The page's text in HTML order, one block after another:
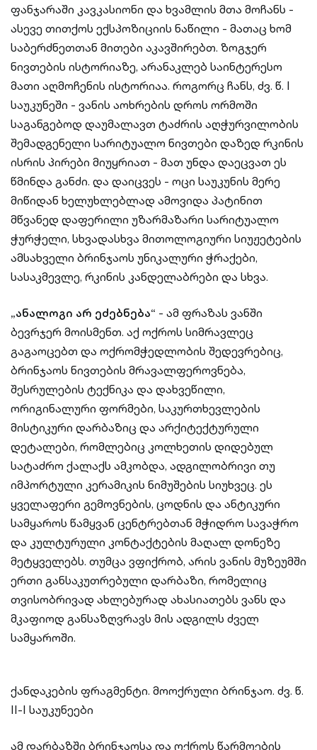
ფანჯარაში კავკასიონი და ხვამლის მთა მოჩანს -
ასევე თითქოს ექსპოზიციის ნაწილი - მათაც ხომ
საბერძნეთთან მითები აკავშირებთ. ზოგჯერ
ნივთების ისტორიაზე, არანაკლებ საინტერესო
მათი აღმოჩენის ისტორიაა. როგორც ჩანს, ძვ. წ. I
საუკუნეში - ვანის აოხრების დროს ორმოში
საგანგებოდ დაუმალავთ ტაძრის აღჭურვილობის
შემადგენელი სარიტუალო ნივთები დაზედ რკინის
ისრის პირები მიუყრიათ - მათ უნდა დაეცვათ ეს
წმინდა განძი. და დაიცვეს - ოცი საუკუნის მერე
მიწიდან ხელუხლებლად ამოვიდა პატინით
მწვანედ დაფერილი უზარმაზარი სარიტუალო
ჭურჭელი, სხვადასხვა მითოლოგიური სიუჟეტების
ამსახველი ბრინჯაოს უნიკალური ჭრაქები,
სასაკმევლე, რკინის კანდელაბრები და სხვა.
„ანალოგი არ ეძებნება“ - ამ ფრაზას ვანში
ბევრჯერ მოისმენთ. აქ ოქროს სიმრავლეც
გაგაოცებთ და ოქრომჭედლობის შედევრებიც,
ბრინჯაოს ნივთების მრავალფეროვნება,
შესრულების ტექნიკა და დახვეწილი,
ორიგინალური ფორმები, საკურთხევლების
მისტიკური დარბაზიც და არქიტექტურული
დეტალები, რომლებიც კოლხეთის დიდებულ
სატაძრო ქალაქს ამკობდა, ადგილობრივი თუ
იმპორტული კერამიკის ნიმუშების სიუხვეც. ეს
ყველაფერი გემოვნების, ცოდნის და ანტიკური
სამყაროს წამყვან ცენტრებთან მჭიდრო სავაჭრო
და კულტურული კონტაქტების მაღალ დონეზე
მეტყველებს. თუმცა ვფიქრობ, არის ვანის მუზეუმში
ერთი განსაკუთრებული დარბაზი, რომელიც
თვისობრივად ახლებურად ახასიათებს ვანს და
მკაფიოდ განსაზღვრავს მის ადგილს ძველ
სამყაროში.
ქანდაკების ფრაგმენტი. მოოქრული ბრინჯაო. ძვ. წ.
II-I საუკუნეები
ამ დარბაზში ბრინჯაოსა და ოქროს წარმოების